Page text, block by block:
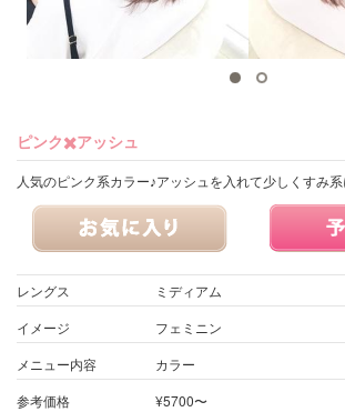
ピンク✖️アッシュ
人気のピンク系カラー♪アッシュを入れて少しくすみ系
レングス
ミディアム
イメージ
フェミニン
メニュー内容
カラー
参考価格
¥5700〜